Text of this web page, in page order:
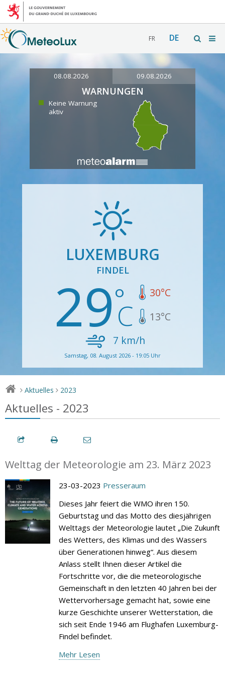
FR DE
08.08.2026 09.08.2026
WARNUNGEN
Keine Warnung
aktiv
LUXEMBURG
FINDEL
29 30°C
13°C
7 km/h
Samstag, 08. August 2026 - 19:05 Uhr
> Aktuelles > 2023
Aktuelles - 2023
Welttag der Meteorologie am 23. März 2023
23-03-2023 Presseraum
Dieses Jahr feiert die WMO ihren 150.
Geburtstag und das Motto des diesjährigen
Welttags der Meteorologie lautet „Die Zukunft
des Wetters, des Klimas und des Wassers
über Generationen hinweg“. Aus diesem
Anlass stellt Ihnen dieser Artikel die
Fortschritte vor, die die meteorologische
Gemeinschaft in den letzten 40 Jahren bei der
Wettervorhersage gemacht hat, sowie eine
kurze Geschichte unserer Wetterstation, die
sich seit Ende 1946 am Flughafen Luxemburg-
Findel befindet.
Mehr Lesen